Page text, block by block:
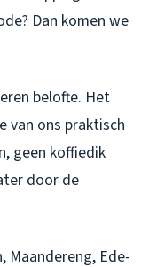
Dan komen we
belofte. Het
van ons praktisch
geen koffiedik
door de
Maandereng, Ede-